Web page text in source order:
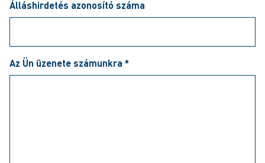
Álláshirdetés azonosító száma
Az Ün üzenete számunkra *